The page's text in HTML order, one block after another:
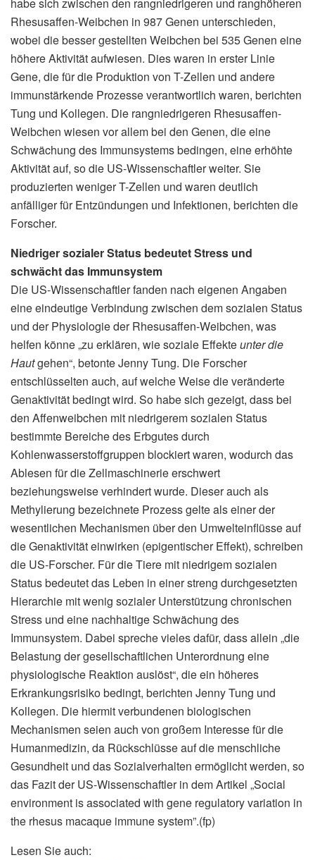
Rhesusaffen-Weibchen in 987 Genen unterschieden,
wobei die besser gestellten Weibchen bei 535 Genen eine
höhere Aktivität aufwiesen. Dies waren in erster Linie
Gene, die für die Produktion von T-Zellen und andere
immunstärkende Prozesse verantwortlich waren, berichten
Tung und Kollegen. Die rangniedrigeren Rhesusaffen-
Weibchen wiesen vor allem bei den Genen, die eine
Schwächung des Immunsystems bedingen, eine erhöhte
Aktivität auf, so die US-Wissenschaftler weiter. Sie
produzierten weniger T-Zellen und waren deutlich
anfälliger für Entzündungen und Infektionen, berichten die
Forscher.
Niedriger sozialer Status bedeutet Stress und
schwächt das Immunsystem
Die US-Wissenschaftler fanden nach eigenen Angaben
eine eindeutige Verbindung zwischen dem sozialen Status
und der Physiologie der Rhesusaffen-Weibchen, was
helfen könne „zu erklären, wie soziale Effekteunter die
Hautgehen“, betonte Jenny Tung. Die Forscher
entschlüsselten auch, auf welche Weise die veränderte
Genaktivität bedingt wird. So habe sich gezeigt, dass bei
den Affenweibchen mit niedrigerem sozialen Status
bestimmte Bereiche des Erbgutes durch
Kohlenwasserstoffgruppen blockiert waren, wodurch das
Ablesen für die Zellmaschinerie erschwert
beziehungsweise verhindert wurde. Dieser auch als
Methylierung bezeichnete Prozess gelte als einer der
wesentlichen Mechanismen über den Umwelteinflüsse auf
die Genaktivität einwirken (epigentischer Effekt), schreiben
die US-Forscher. Für die Tiere mit niedrigem sozialen
Status bedeutet das Leben in einer streng durchgesetzten
Hierarchie mit wenig sozialer Unterstützung chronischen
Stress und eine nachhaltige Schwächung des
Immunsystem. Dabei spreche vieles dafür, dass allein „die
Belastung der gesellschaftlichen Unterordnung eine
physiologische Reaktion auslöst“, die ein höheres
Erkrankungsrisiko bedingt, berichten Jenny Tung und
Kollegen. Die hiermit verbundenen biologischen
Mechanismen seien auch von großem Interesse für die
Humanmedizin, da Rückschlüsse auf die menschliche
Gesundheit und das Sozialverhalten ermöglicht werden, so
das Fazit der US-Wissenschaftler in dem Artikel „Social
environment is associated with gene regulatory variation in
the rhesus macaque immune system”.(fp)
Lesen Sie auch: